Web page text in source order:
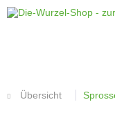
Übersicht